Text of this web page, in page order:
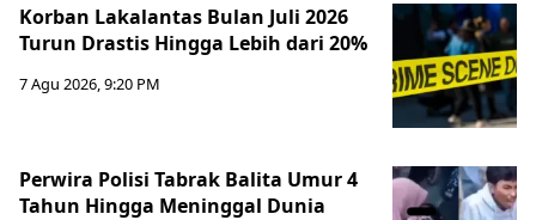
Korban Lakalantas Bulan Juli 2026
Turun Drastis Hingga Lebih dari 20%
7 Agu 2026, 9:20 PM
Perwira Polisi Tabrak Balita Umur 4
Tahun Hingga Meninggal Dunia